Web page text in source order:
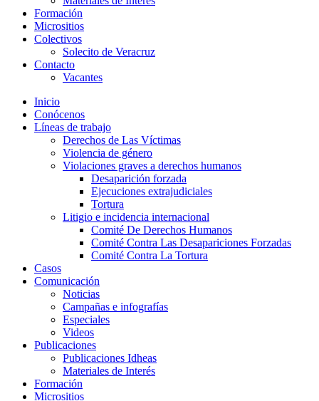
Formación
Micrositios
Colectivos
Solecito de Veracruz
Contacto
Vacantes
Inicio
Conócenos
Líneas de trabajo
Derechos de Las Víctimas
Violencia de género
Violaciones graves a derechos humanos
Desaparición forzada​
Ejecuciones extrajudiciales
Tortura
Litigio e incidencia internacional
Comité De Derechos Humanos​
Comité Contra Las Desapariciones Forzadas
Comité Contra La Tortura​
Casos
Comunicación
Noticias
Campañas e infografías
Especiales
Videos
Publicaciones
Publicaciones Idheas
Materiales de Interés
Formación
Micrositios